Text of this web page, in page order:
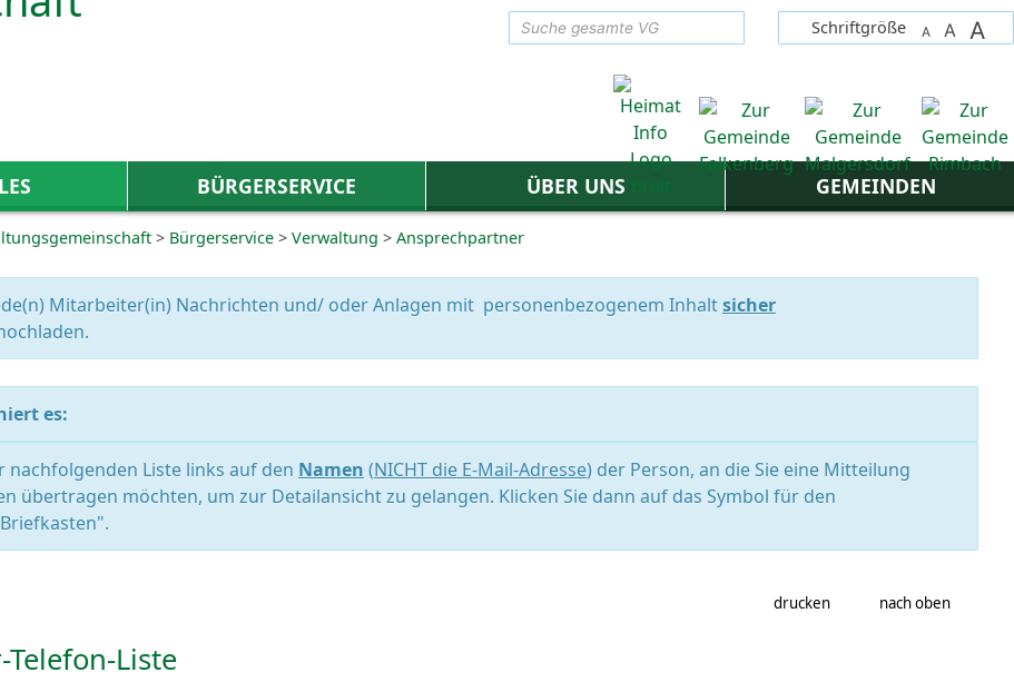
Schriftgröße A A A
BÜRGERSERVICE ÜBER UNS GEMEINDEN
> Bürgerservice > Verwaltung > Ansprechpartner
Mitarbeiter(in) Nachrichten und/ oder Anlagen mit personenbezogenem Inhaltsicher
es:
nachfolgenden Liste links auf den Namen (NICHT die E-Mail-Adresse) der Person, an die Sie eine Mitteilung
übertragen möchten, um zur Detailansicht zu gelangen. Klicken Sie dann auf das Symbol für den
drucken nach oben
Liste